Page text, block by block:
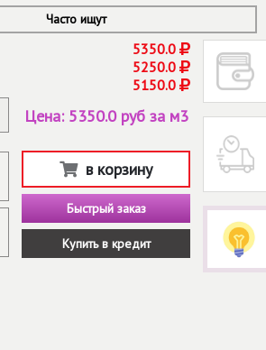
Часто ищут
5350.0
5250.0
5150.0
Цена: 5350.0 руб за м3
в корзину
Быстрый заказ
Купить в кредит